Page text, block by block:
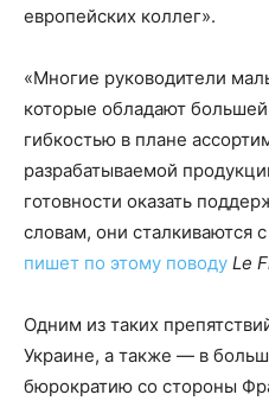
европейских коллег».
«Многие руководители
которые обладают
гибкостью в плане
разрабатываемой
готовности оказать
словам, они сталкиваются
пишет по этому поводу Le
Одним из таких
Украине, а также — в
бюрократию со стороны